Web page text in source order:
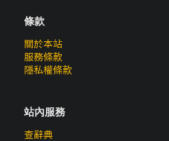
條款
關於本站
服務條款
隱私權條款
站內服務
查辭典